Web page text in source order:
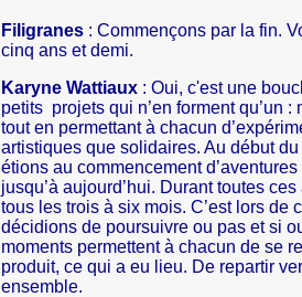
Filigranes : Commençons par la fin.
cinq ans et demi.
Karyne Wattiaux : Oui, c'est une
petits projets qui n’en forment qu’un
tout en permettant à chacun
artistiques que solidaires. Au début
étions au commencement
jusqu’à aujourd’hui. Durant toutes
tous les trois à six mois. C’est lors de
décidions de poursuivre ou pas et si
moments permettent à chacun de se
produit, ce qui a eu lieu. De repartir
ensemble.